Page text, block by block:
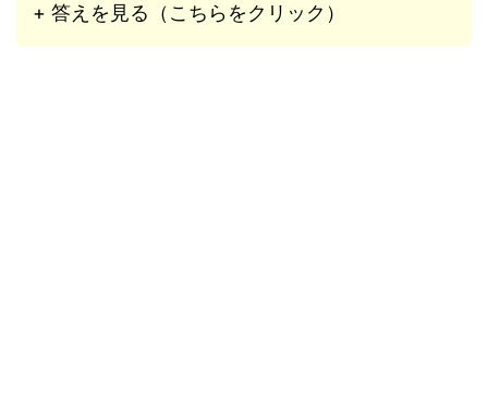
+ 答えを見る（こちらをクリック）